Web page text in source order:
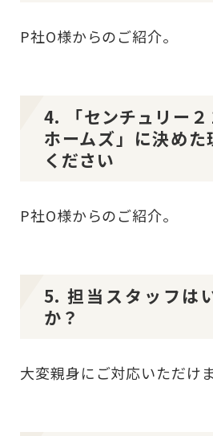
P社O様からのご紹介。
4. 「センチュリー２
ホームズ」に決めた
ください
P社O様からのご紹介。
5. 担当スタッフは
か？
大変親身にご対応いただけ